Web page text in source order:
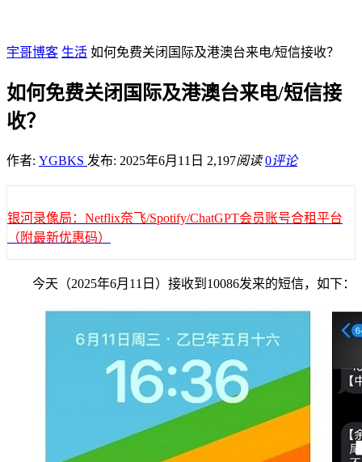
宇哥博客 生活 如何免费关闭国际及港澳台来电/短信接收？
如何免费关闭国际及港澳台来电/短信接
收？
作者: YGBKS 发布: 2025年6月11日 2,197阅读 0评论
银河录像局：Netflix奈飞/Spotify/ChatGPT会员账号合租平台
（附最新优惠码）
今天（2025年6月11日）接收到10086发来的短信，如下：